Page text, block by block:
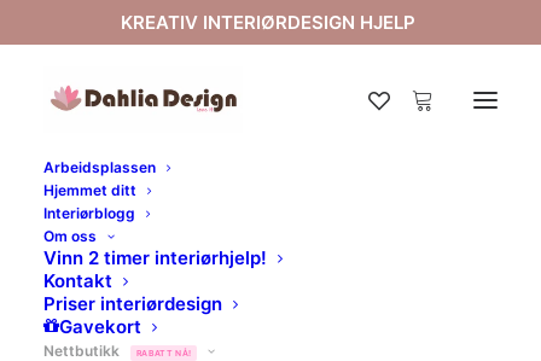
KREATIV INTERIØRDESIGN HJELP
Arbeidsplassen
Hjemmet ditt
Interiørblogg
Om oss
Vinn 2 timer interiørhjelp!
Kontakt
Priser interiørdesign
Gavekort
Nettbutikk RABATT NÅ!